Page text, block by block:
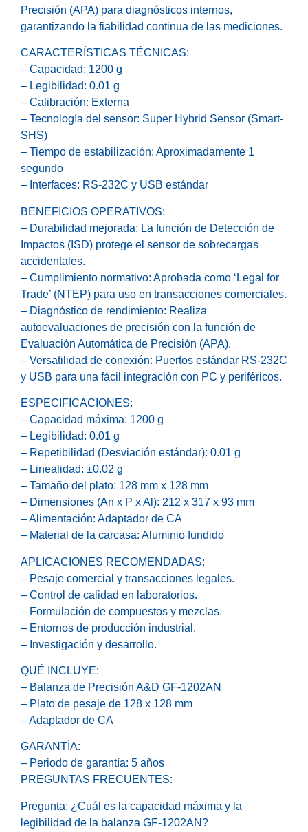
Precisión (APA) para diagnósticos internos,
garantizando la fiabilidad continua de las mediciones.
CARACTERÍSTICAS TÉCNICAS:
– Capacidad: 1200 g
– Legibilidad: 0.01 g
– Calibración: Externa
– Tecnología del sensor: Super Hybrid Sensor (Smart-
SHS)
– Tiempo de estabilización: Aproximadamente 1
segundo
– Interfaces: RS-232C y USB estándar
BENEFICIOS OPERATIVOS:
– Durabilidad mejorada: La función de Detección de
Impactos (ISD) protege el sensor de sobrecargas
accidentales.
– Cumplimiento normativo: Aprobada como ‘Legal for
Trade’ (NTEP) para uso en transacciones comerciales.
– Diagnóstico de rendimiento: Realiza
autoevaluaciones de precisión con la función de
Evaluación Automática de Precisión (APA).
– Versatilidad de conexión: Puertos estándar RS-232C
y USB para una fácil integración con PC y periféricos.
ESPECIFICACIONES:
– Capacidad máxima: 1200 g
– Legibilidad: 0.01 g
– Repetibilidad (Desviación estándar): 0.01 g
– Linealidad: ±0.02 g
– Tamaño del plato: 128 mm x 128 mm
– Dimensiones (An x P x Al): 212 x 317 x 93 mm
– Alimentación: Adaptador de CA
– Material de la carcasa: Aluminio fundido
APLICACIONES RECOMENDADAS:
– Pesaje comercial y transacciones legales.
– Control de calidad en laboratorios.
– Formulación de compuestos y mezclas.
– Entornos de producción industrial.
– Investigación y desarrollo.
QUÉ INCLUYE:
– Balanza de Precisión A&D GF-1202AN
– Plato de pesaje de 128 x 128 mm
– Adaptador de CA
GARANTÍA:
– Periodo de garantía: 5 años
PREGUNTAS FRECUENTES:
Pregunta: ¿Cuál es la capacidad máxima y la
legibilidad de la balanza GF-1202AN?